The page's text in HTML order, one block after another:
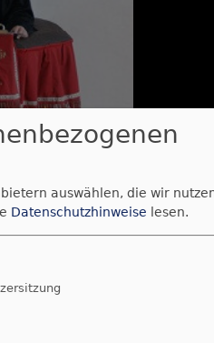
auswählen, die wir
Datenschutzhinweise lesen.